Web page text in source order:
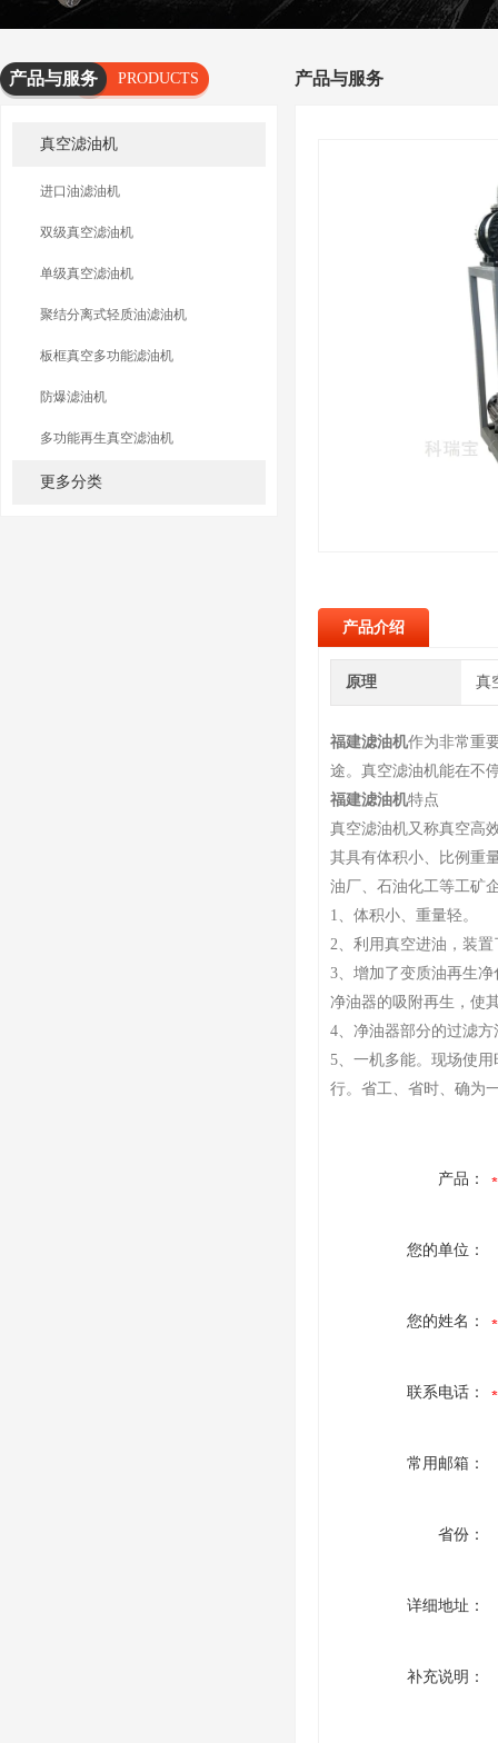
产品与服务
PRODUCTS
真空滤油机
进口油滤油机
双级真空滤油机
单级真空滤油机
聚结分离式轻质油滤油机
板框真空多功能滤油机
防爆滤油机
多功能再生真空滤油机
更多分类
产品与服务
产品介绍
原理 真
福建滤油机作为非常重
途。真空滤油机能在不
福建滤油机特点
真空滤油机又称真空高
其具有体积小、比例重
油厂、石油化工等工矿
1、体积小、重量轻。
2、利用真空进油，装
3、增加了变质油再生
净油器的吸附再生，使
4、净油器部分的过滤
5、一机多能。现场使
行。省工、省时、确为
产品：
您的单位：
您的姓名：
联系电话：
常用邮箱：
省份：
详细地址：
补充说明：